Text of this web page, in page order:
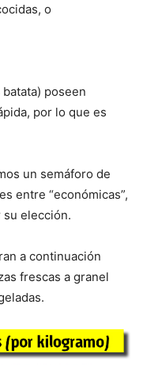
o
poseen
por lo que es
un semáforo de
entre “económicas”,
su elección.
a continuación
frescas a granel